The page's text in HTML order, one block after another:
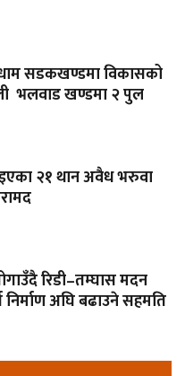
सडकखण्डमा विकासको
भलवाड खण्डमा २ पुल
२१ थान अवैध भरुवा
रिडी–तम्घास मदन
निर्माण अघि बढाउने सहमति